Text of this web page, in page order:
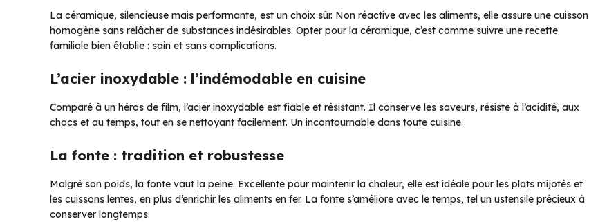
La céramique, silencieuse mais performante, est un choix sûr. Non réactive avec les aliments, elle assure une cuisson
homogène sans relâcher de substances indésirables. Opter pour la céramique, c’est comme suivre une recette
familiale bien établie : sain et sans complications.
L’acier inoxydable : l’indémodable en cuisine
Comparé à un héros de film, l’acier inoxydable est fiable et résistant. Il conserve les saveurs, résiste à l’acidité, aux
chocs et au temps, tout en se nettoyant facilement. Un incontournable dans toute cuisine.
La fonte : tradition et robustesse
Malgré son poids, la fonte vaut la peine. Excellente pour maintenir la chaleur, elle est idéale pour les plats mijotés et
les cuissons lentes, en plus d’enrichir les aliments en fer. La fonte s’améliore avec le temps, tel un ustensile précieux à
conserver longtemps.